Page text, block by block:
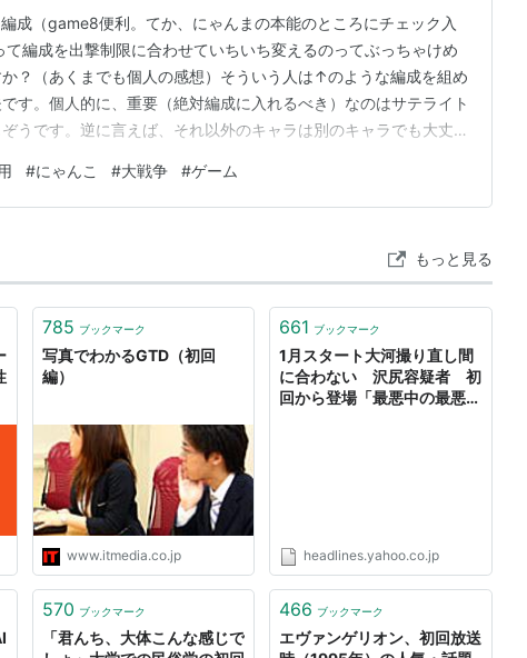
成（game8便利。てか、にゃんまの本能のところにチェック入
て編成を出撃制限に合わせていちいち変えるのってぶっちゃけめ
？（あくまでも個人の感想）そういう人は↑のような編成を組め
す。個人的に、重要（絶対編成に入れるべき）なのはサテライト
うです。逆に言えば、それ以外のキャラは別のキャラでも大丈夫
ことです。なぜかという大体わかるかもしれませんが、宇宙編で
しいのはレアリテ制限と、値段制限…
#にゃんこ #大戦争 #ゲーム
もっと見る
785 ブックマーク
写真でわかるGTD（初回
編）
www.itmedia.co.jp
661 ブックマーク
1月スタート大河撮り直し間
に合わない 沢尻容疑者 初
回から登場「最悪中の最悪」
headlines.yahoo.co.jp
570 ブックマーク
「君んち、大体こんな感じで
466 ブックマーク
エヴァンゲリオン、初回放送